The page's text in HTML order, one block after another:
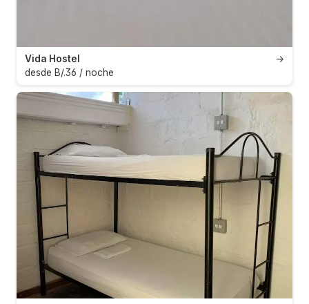
→
Vida Hostel
desde B/.36 / noche